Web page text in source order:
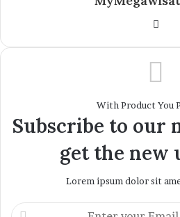
With Product You
Subscribe to our
get the new
Lorem ipsum dolor sit
Enter